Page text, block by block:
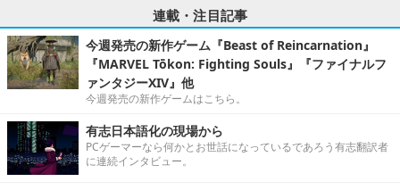
連載・注目記事
今週発売の新作ゲーム『Beast of Reincarnation』
『MARVEL Tōkon: Fighting Souls』『ファイナルフ
ァンタジーXIV』他
今週発売の新作ゲームはこちら。
有志日本語化の現場から
PCゲーマーなら何かとお世話になっているであろう有志翻訳者
に連続インタビュー。